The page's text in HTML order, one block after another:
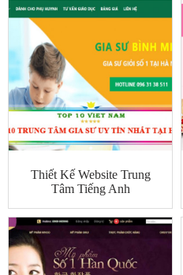
Thiết Kế Website Trung
Tâm Tiếng Anh